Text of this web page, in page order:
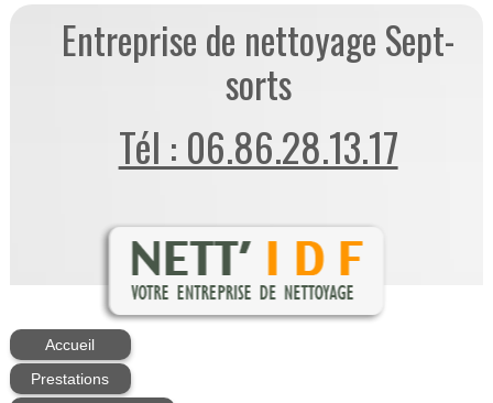
Entreprise de nettoyage Sept-
sorts
Tél : 06.86.28.13.17
Accueil
Prestations